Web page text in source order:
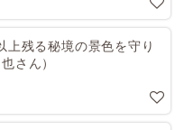
上残る秘境の景色を守り
さん）